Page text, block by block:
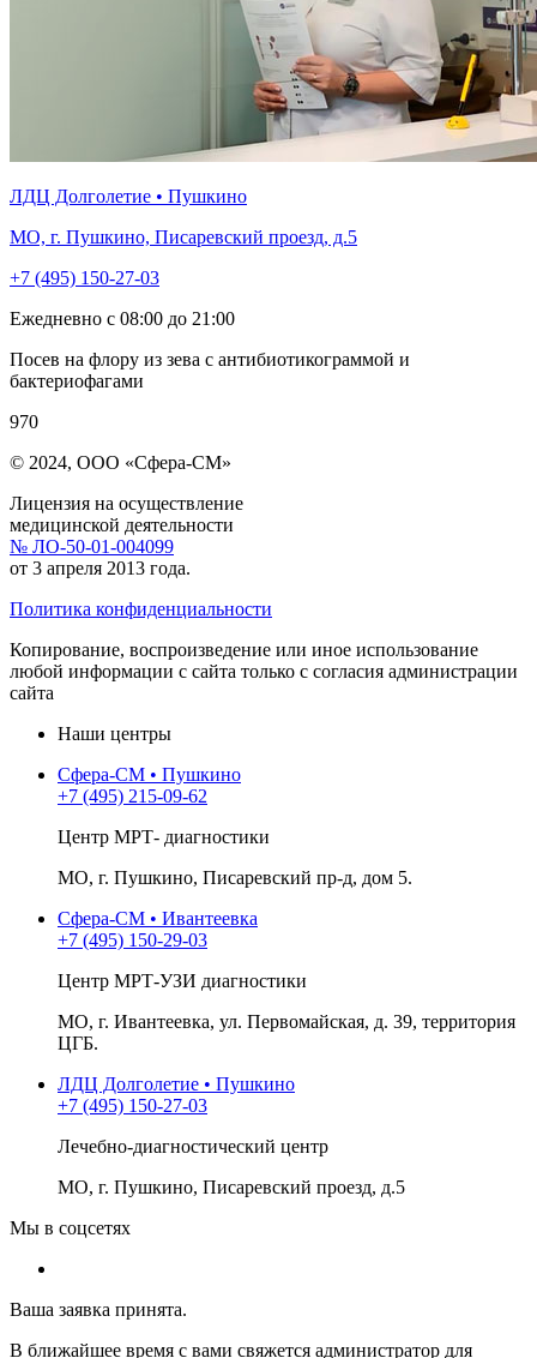
ЛДЦ Долголетие • Пушкино
МО, г. Пушкино, Писаревский проезд, д.5
+7 (495) 150-27-03
Ежедневно с 08:00 до 21:00
Посев на флору из зева с антибиотикограммой и
бактериофагами
970
© 2024, ООО «Сфера-СМ»
Лицензия на осуществление
медицинской деятельности
№ ЛО-50-01-004099
от 3 апреля 2013 года.
Политика конфиденциальности
Копирование, воспроизведение или иное использование
любой информации с сайта только с согласия администрации
сайта
Наши центры
Сфера-СМ • Пушкино
+7 (495) 215-09-62
Центр МРТ- диагностики
МО, г. Пушкино, Писаревский пр-д, дом 5.
Сфера-СМ • Ивантеевка
+7 (495) 150-29-03
Центр МРТ-УЗИ диагностики
МО, г. Ивантеевка, ул. Первомайская, д. 39, территория
ЦГБ.
ЛДЦ Долголетие • Пушкино
+7 (495) 150-27-03
Лечебно-диагностический центр
МО, г. Пушкино, Писаревский проезд, д.5
Мы в соцсетях
Ваша заявка принята.
В ближайшее время с вами свяжется администратор для